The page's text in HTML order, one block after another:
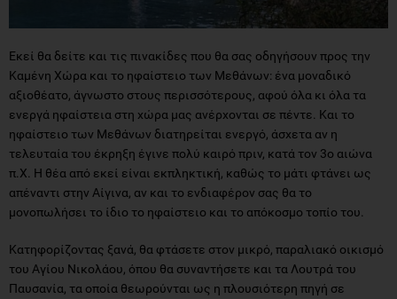
Εκεί θα δείτε και τις πινακίδες που θα σας οδηγήσουν προς την
Καμένη Χώρα και το ηφαίστειο των Μεθάνων: ένα μοναδικό
αξιοθέατο, άγνωστο στους περισσότερους, αφού όλα κι όλα τα
ενεργά ηφαίστεια στη χώρα μας ανέρχονται σε πέντε. Και το
ηφαίστειο των Μεθάνων διατηρείται ενεργό, άσχετα αν η
τελευταία του έκρηξη έγινε πολύ καιρό πριν, κατά τον 3ο αιώνα
π.Χ. Η θέα από εκεί είναι εκπληκτική, καθώς το μάτι φτάνει ως
απέναντι στην Αίγινα, αν και το ενδιαφέρον σας θα το
μονοπωλήσει το ίδιο το ηφαίστειο και το απόκοσμο τοπίο του.
Κατηφορίζοντας ξανά, θα φτάσετε στον μικρό, παραλιακό οικισμό
του Αγίου Νικολάου, όπου θα συναντήσετε και τα Λουτρά του
Παυσανία, τα οποία θεωρούνται ως η πλουσιότερη πηγή σε